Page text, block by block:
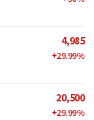
4,985
+29.99%
20,500
+29.99%